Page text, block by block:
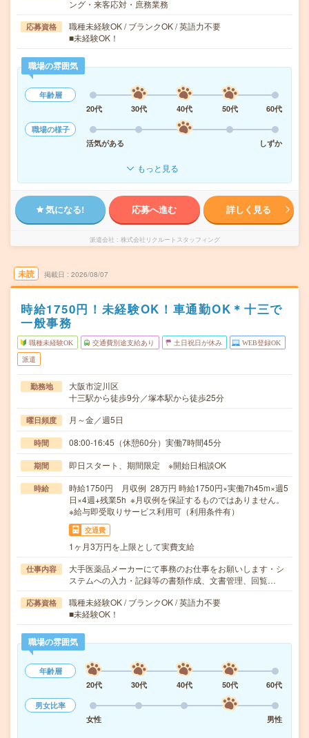
ング・来客応対・庶務業務
応募資格
職種未経験OK / ブランクOK / 英語力不要
■未経験OK！
職場の雰囲気
年齢層
20代
30代 40代 50代
60代
職場の様子
活気がある
しずか
もっと見る
気になる! 応募へ進む 詳しく見る
派遣会社 株式会社リクルートスタッフィング
未読 掲載日 2026/08/07
時給1750円！未経験OK！車通勤OK＊十三で
一般事務
職種未経験OK 交通費別途支給あり 土日祝日が休み WEB登録OK
派遣
勤務地
大阪市淀川区
十三駅から徒歩9分／塚本駅から徒歩25分
曜日頻度 月～金／週5日
時間 08:00-16:45（休憩60分）実働7時間45分
期間 即日スタート、期間限定 ※開始日相談OK
時給
時給1750円 月収例 28万円 時給1750円×実働7h45m×週5
日×4週+残業5h ※月収例を保証するものではありません。
※給与即受取りサービス利用可（利用条件有）
交通費
1ヶ月3万円を上限として実費支給
仕事内容
大手医薬品メーカーにて事務のお仕事をお願いします・シ
ステムへの入力・記録等の書類作成、文書管理、回覧…
応募資格
職種未経験OK / ブランクOK / 英語力不要
■未経験OK！
職場の雰囲気
年齢層
20代
30代 40代 50代
60代
男女比率
女性
男性